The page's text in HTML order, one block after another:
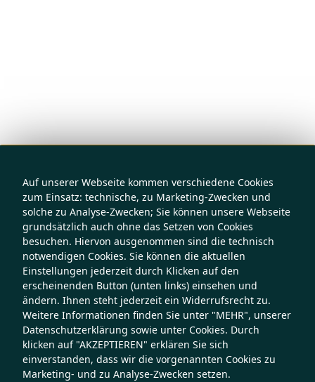
Auf unserer Webseite kommen verschiedene Cookies
zum Einsatz: technische, zu Marketing-Zwecken und
solche zu Analyse-Zwecken; Sie können unsere Webseite
grundsätzlich auch ohne das Setzen von Cookies
besuchen. Hiervon ausgenommen sind die technisch
notwendigen Cookies. Sie können die aktuellen
Einstellungen jederzeit durch Klicken auf den
erscheinenden Button (unten links) einsehen und
ändern. Ihnen steht jederzeit ein Widerrufsrecht zu.
Weitere Informationen finden Sie unter "MEHR", unserer
Datenschutzerklärung sowie unter Cookies. Durch
klicken auf "AKZEPTIEREN" erklären Sie sich
einverstanden, dass wir die vorgenannten Cookies zu
Marketing- und zu Analyse-Zwecken setzen.